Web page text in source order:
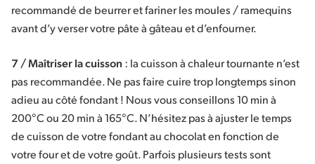
recommandé de beurrer et fariner les moules / ramequins
avant d’y verser votre pâte à gâteau et d’enfourner.
7 / Maîtriser la cuisson: la cuisson à chaleur tournante n’est
pas recommandée. Ne pas faire cuire trop longtemps sinon
adieu au côté fondant ! Nous vous conseillons 10 min à
200°C ou 20 min à 165°C. N’hésitez pas à ajuster le temps
de cuisson de votre fondant au chocolat en fonction de
votre four et de votre goût. Parfois plusieurs tests sont